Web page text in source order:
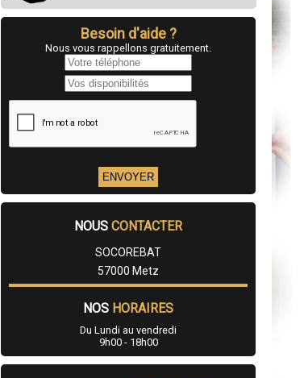
Besoin d'aide ?
Nous vous rappellons gratuitement.
NOUS CONTACTER
SOCOREBAT
57000 Metz
NOS HORAIRES
Du Lundi au vendredi
9h00 - 18h00